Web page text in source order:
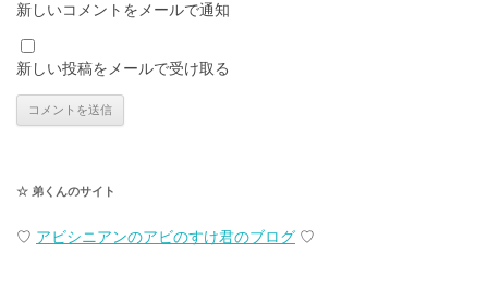
新しいコメントをメールで通知
新しい投稿をメールで受け取る
☆ 弟くんのサイト
♡ アビシニアンのアビのすけ君のブログ ♡